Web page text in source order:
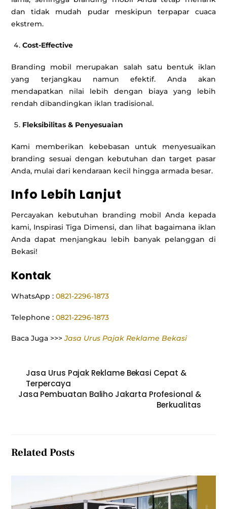
dan tidak mudah pudar meskipun terpapar cuaca
ekstrem.
Cost-Effective
Branding mobil merupakan salah satu bentuk iklan
yang terjangkau namun efektif. Anda akan
mendapatkan nilai lebih dengan biaya yang lebih
rendah dibandingkan iklan tradisional.
Fleksibilitas & Penyesuaian
Kami memberikan kebebasan untuk menyesuaikan
branding sesuai dengan kebutuhan dan target pasar
Anda, mulai dari kendaraan kecil hingga armada besar.
Info Lebih Lanjut
Percayakan kebutuhan branding mobil Anda kepada
kami, Inspirasi Tiga Dimensi, dan lihat bagaimana iklan
Anda dapat menjangkau lebih banyak pelanggan di
Bekasi!
Kontak
WhatsApp :0821-2296-1873
Telephone :0821-2296-1873
Baca Juga >>>Jasa Urus Pajak Reklame Bekasi
Jasa Urus Pajak Reklame Bekasi Cepat &
Terpercaya
Jasa Pembuatan Baliho Jakarta Profesional &
Berkualitas
Related Posts